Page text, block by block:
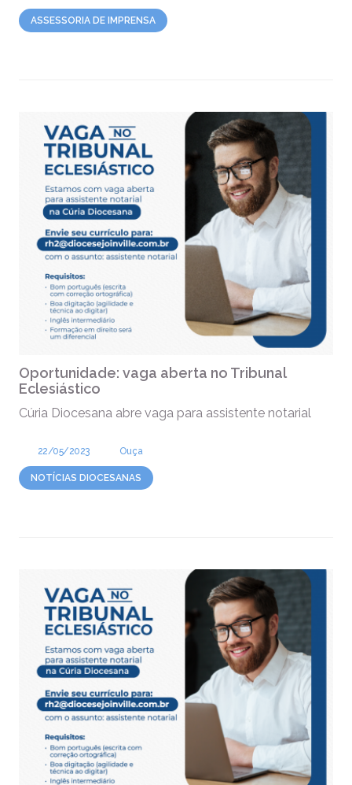
ASSESSORIA DE IMPRENSA
Oportunidade: vaga aberta no Tribunal
Eclesiástico
Cúria Diocesana abre vaga para assistente notarial
22/05/2023 Ouça
NOTÍCIAS DIOCESANAS